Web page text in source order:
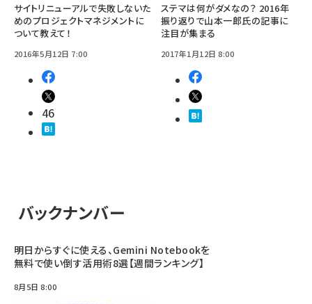
サイトリニューアルで失敗しないた
めのプロジェクトマネジメントに
ついて教えて！
2016年5月12日 7:00
46
ステマは何がダメなの？ 2016年
振り返りで山本一郎氏の記事に
注目が集まる
2017年1月12日 8:00
バックナンバー
明日からすぐに使える、Gemini Notebookを
無料で使い倒す活用術8選【週間ランキング】
8月5日 8:00